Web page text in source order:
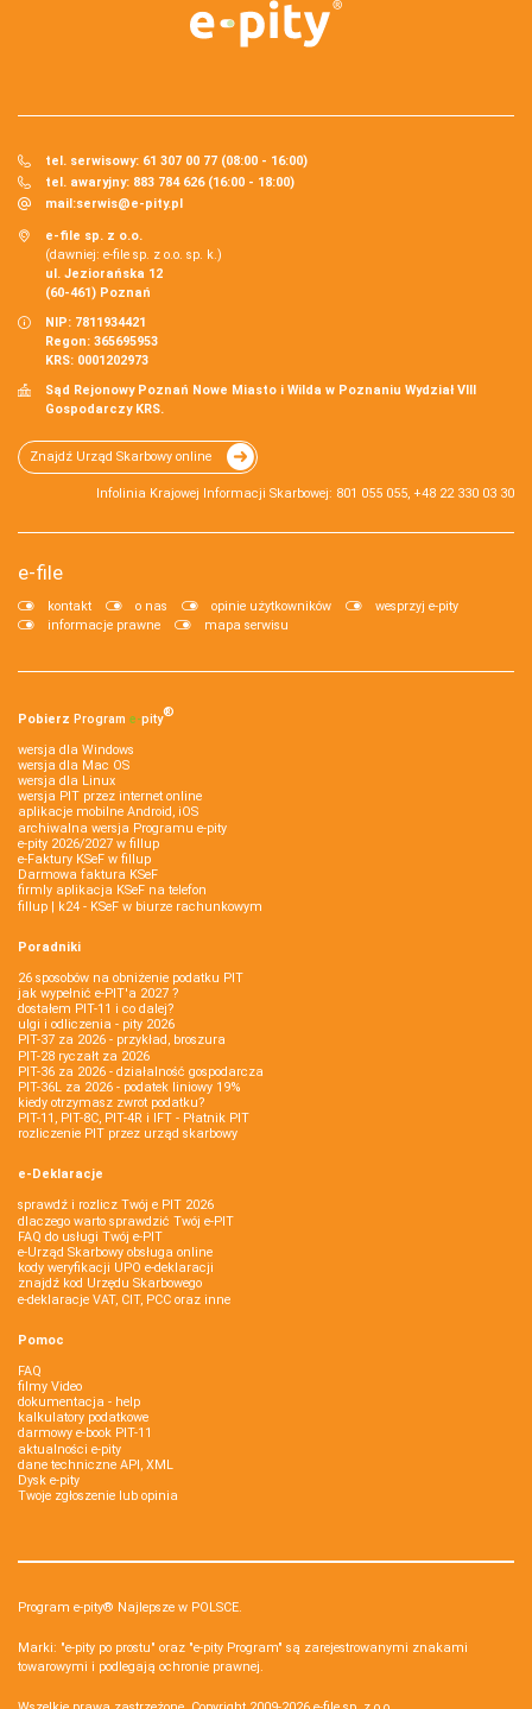
tel. serwisowy: 61 307 00 77 (08:00 - 16:00)
tel. awaryjny: 883 784 626 (16:00 - 18:00)
mail:serwis@e-pity.pl
e-file sp. z o.o.
(dawniej: e-file sp. z o.o. sp. k.)
ul. Jeziorańska 12
(60-461) Poznań
NIP: 7811934421
Regon: 365695953
KRS: 0001202973
Sąd Rejonowy Poznań Nowe Miasto i Wilda w Poznaniu Wydział VIII
Gospodarczy KRS.
Znajdź Urząd Skarbowy online
Infolinia Krajowej Informacji Skarbowej: 801 055 055, +48 22 330 03 30
e-file
kontakt o nas opinie użytkowników
wesprzyj e-pity
informacje prawne
mapa serwisu
Pobierz Program e‑pity®
wersja dla Windows
wersja dla Mac OS
wersja dla Linux
wersja PIT przez internet online
aplikacje mobilne Android, iOS
archiwalna wersja Programu e-pity
e-pity 2026/2027 w fillup
e‑Faktury KSeF w fillup
Darmowa faktura KSeF
firmly aplikacja KSeF na telefon
fillup | k24 - KSeF w biurze rachunkowym
Poradniki
26 sposobów na obniżenie podatku PIT
jak wypełnić e-PIT'a 2027 ?
dostałem PIT-11 i co dalej?
ulgi i odliczenia - pity 2026
PIT-37 za 2026 - przykład, broszura
PIT-28 ryczałt za 2026
PIT-36 za 2026 - działalność gospodarcza
PIT-36L za 2026 - podatek liniowy 19%
kiedy otrzymasz zwrot podatku?
PIT-11, PIT-8C, PIT-4R i IFT - Płatnik PIT
rozliczenie PIT przez urząd skarbowy
e-Deklaracje
sprawdź i rozlicz Twój e PIT 2026
dlaczego warto sprawdzić Twój e-PIT
FAQ do usługi Twój e-PIT
e-Urząd Skarbowy obsługa online
kody weryfikacji UPO e-deklaracji
znajdź kod Urzędu Skarbowego
e-deklaracje VAT, CIT, PCC oraz inne
Pomoc
FAQ
filmy Video
dokumentacja - help
kalkulatory podatkowe
darmowy e-book PIT-11
aktualności e-pity
dane techniczne API, XML
Dysk e-pity
Twoje zgłoszenie lub opinia
Program e-pity® Najlepsze w POLSCE.
Marki: "e-pity po prostu" oraz "e-pity Program" są zarejestrowanymi znakami
towarowymi i podlegają ochronie prawnej.